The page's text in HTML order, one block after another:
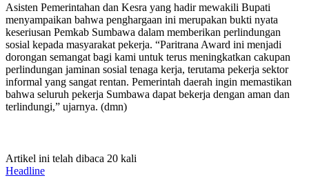
Asisten Pemerintahan dan Kesra yang hadir mewakili Bupati
menyampaikan bahwa penghargaan ini merupakan bukti nyata
keseriusan Pemkab Sumbawa dalam memberikan perlindungan
sosial kepada masyarakat pekerja. “Paritrana Award ini menjadi
dorongan semangat bagi kami untuk terus meningkatkan cakupan
perlindungan jaminan sosial tenaga kerja, terutama pekerja sektor
informal yang sangat rentan. Pemerintah daerah ingin memastikan
bahwa seluruh pekerja Sumbawa dapat bekerja dengan aman dan
terlindungi,” ujarnya. (dmn)
Artikel ini telah dibaca 20 kali
Headline